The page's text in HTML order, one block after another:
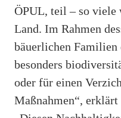
ÖPUL, teil – so viele
Land. Im Rahmen
bäuerlichen
besonders
oder für einen
Maßnahmen“,